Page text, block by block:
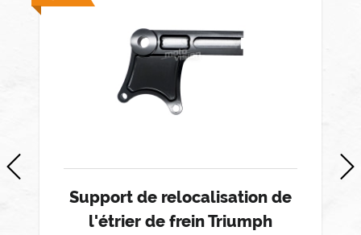
Support de relocalisation de
l'étrier de frein Triumph